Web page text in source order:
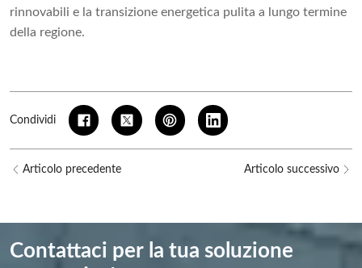
rinnovabili e la transizione energetica pulita a lungo termine
della regione.
Condividi
Articolo precedente Articolo successivo
Contattaci per la tua soluzione